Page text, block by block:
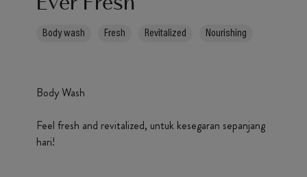
Body wash Fresh Revitalized Nourishing
Body Wash
Feel fresh and revitalized, untuk kesegaran sepanjang
hari!